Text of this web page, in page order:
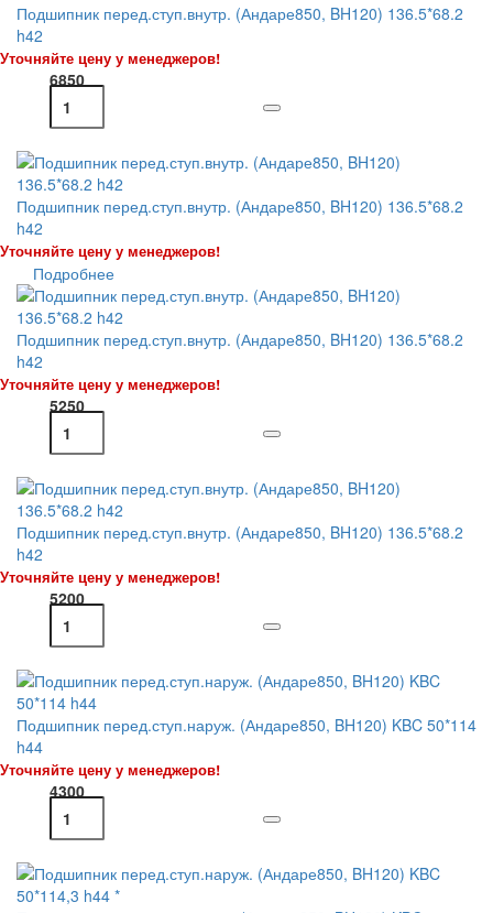
Подшипник перед.ступ.внутр. (Андаре850, BH120) 136.5*68.2
h42
Уточняйте цену у менеджеров!
6850
Подшипник перед.ступ.внутр. (Андаре850, BH120) 136.5*68.2
h42
Уточняйте цену у менеджеров!
Подробнее
Подшипник перед.ступ.внутр. (Андаре850, BH120) 136.5*68.2
h42
Уточняйте цену у менеджеров!
5250
Подшипник перед.ступ.внутр. (Андаре850, BH120) 136.5*68.2
h42
Уточняйте цену у менеджеров!
5200
Подшипник перед.ступ.наруж. (Андаре850, BH120) KBC 50*114
h44
Уточняйте цену у менеджеров!
4300